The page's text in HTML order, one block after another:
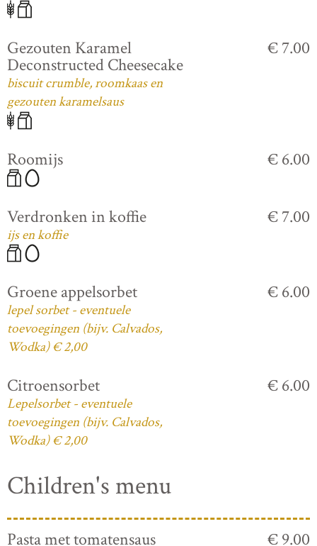
Gezouten Karamel
Deconstructed Cheesecake
biscuit crumble, roomkaas en
gezouten karamelsaus
€ 7.00
Roomijs € 6.00
Verdronken in koffie
ijs en koffie
€ 7.00
Groene appelsorbet
lepel sorbet - eventuele
toevoegingen (bijv. Calvados,
Wodka) € 2,00
€ 6.00
Citroensorbet
Lepelsorbet - eventuele
toevoegingen (bijv. Calvados,
Wodka) € 2,00
€ 6.00
Children's menu
Pasta met tomatensaus € 9.00